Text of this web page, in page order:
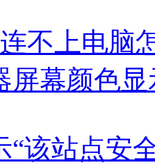
不上电脑
屏幕颜色
“该站点安